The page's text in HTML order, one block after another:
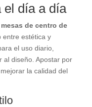
el día a día
mesas de centro de
entre estética y
el uso diario,
al diseño. Apostar por
la calidad del